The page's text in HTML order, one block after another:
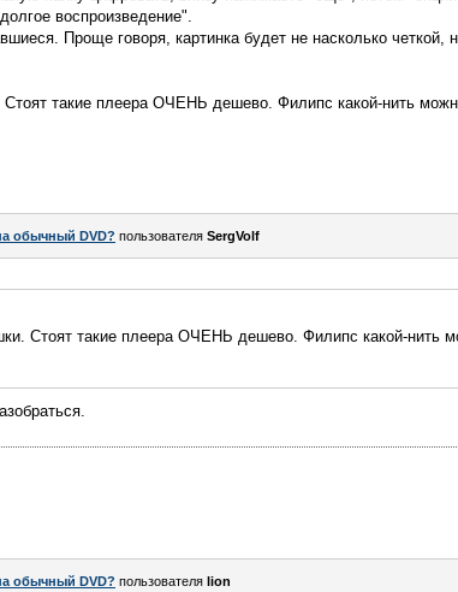
воспроизведение".
Проще говоря, картинка будет не насколько четкой,
такие плеера ОЧЕНЬ дешево. Филипс какой-нить
обычный DVD? пользователя SergVolf
Стоят такие плеера ОЧЕНЬ дешево. Филипс какой-нить
обычный DVD? пользователя lion